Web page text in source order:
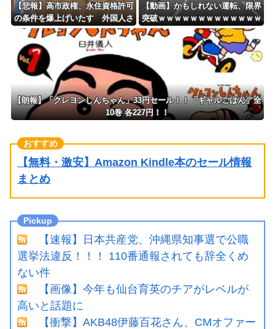
【悲報】高市政権、永住資格許可
の条件を爆上げいたす 外国人さ
ん「もう日本ええわ・・」
【動画】かもしれない運転、限界
突破ｗｗｗｗｗｗｗｗｗｗｗｗｗ
ｗｗｗｗ
【朗報】「クレヨンしんちゃん」33円セール！！「ギャルごはん」全
10巻 各227円！！
【無料・激安】Amazon Kindle本のセール情報
まとめ
【速報】日本共産党、沖縄県知事選で公職
選挙法違反！！！ 110番通報されても辞全くめ
ない件
【画像】今年も仙台育英のチアがレベルが
高いと話題に
【衝撃】AKB48伊藤百花さん、CMオファー